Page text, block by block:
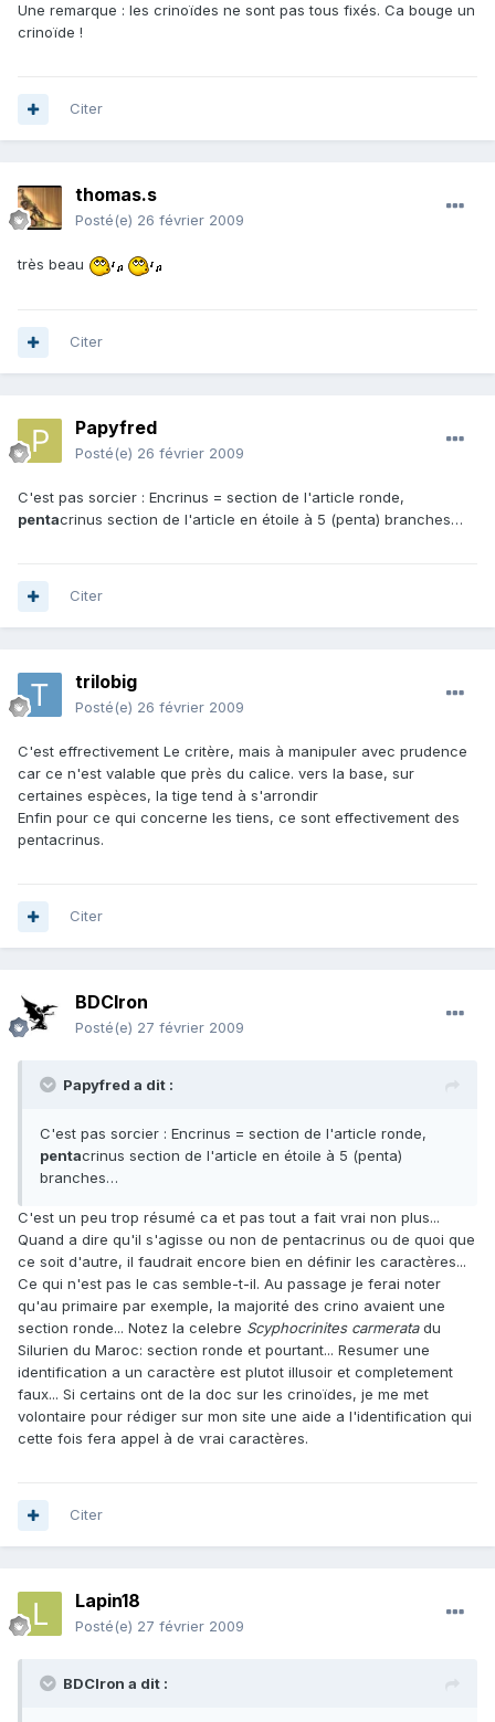
Une remarque : les crinoïdes ne sont pas tous fixés. Ca bouge un
crinoïde !
Citer
thomas.s
Posté(e) 26 février 2009
très beau
Citer
Papyfred
Posté(e) 26 février 2009
C'est pas sorcier : Encrinus = section de l'article ronde,
pentacrinus section de l'article en étoile à 5 (penta) branches…
Citer
trilobig
Posté(e) 26 février 2009
C'est effrectivement Le critère, mais à manipuler avec prudence
car ce n'est valable que près du calice. vers la base, sur
certaines espèces, la tige tend à s'arrondir
Enfin pour ce qui concerne les tiens, ce sont effectivement des
pentacrinus.
Citer
BDCIron
Posté(e) 27 février 2009
Papyfred a dit :
C'est pas sorcier : Encrinus = section de l'article ronde,
pentacrinus section de l'article en étoile à 5 (penta)
branches…
C'est un peu trop résumé ca et pas tout a fait vrai non plus...
Quand a dire qu'il s'agisse ou non de pentacrinus ou de quoi que
ce soit d'autre, il faudrait encore bien en définir les caractères...
Ce qui n'est pas le cas semble-t-il. Au passage je ferai noter
qu'au primaire par exemple, la majorité des crino avaient une
section ronde... Notez la celebre Scyphocrinites carmeratadu
Silurien du Maroc: section ronde et pourtant... Resumer une
identification a un caractère est plutot illusoir et completement
faux... Si certains ont de la doc sur les crinoïdes, je me met
volontaire pour rédiger sur mon site une aide a l'identification qui
cette fois fera appel à de vrai caractères.
Citer
Lapin18
Posté(e) 27 février 2009
BDCIron a dit :